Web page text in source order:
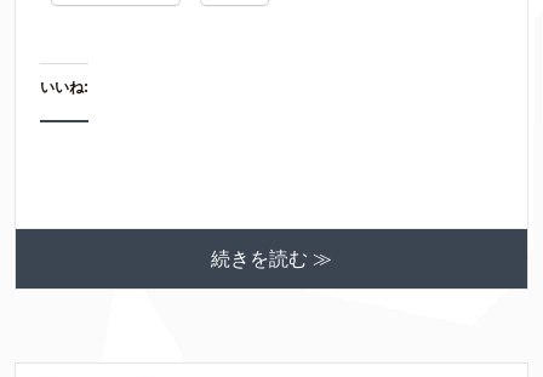
いいね:
続きを読む ≫